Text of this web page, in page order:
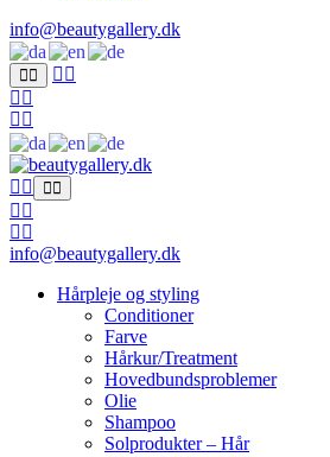
info@beautygallery.dk
info@beautygallery.dk
Hårpleje og styling
Conditioner
Farve
Hårkur/Treatment
Hovedbundsproblemer
Olie
Shampoo
Solprodukter – Hår